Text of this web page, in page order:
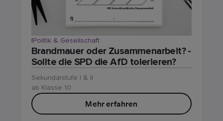
|Politik & Gesellschaft
Brandmauer oder Zusammenarbeit? -
Sollte die SPD die AfD tolerieren?
Sekundarstufe I & II
ab Klasse 10
Mehr erfahren